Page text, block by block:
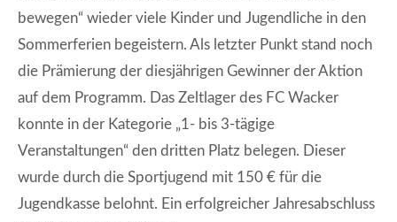
bewegen“ wieder viele Kinder und Jugendliche in den
Sommerferien begeistern. Als letzter Punkt stand noch
die Prämierung der diesjährigen Gewinner der Aktion
auf dem Programm. Das Zeltlager des FC Wacker
konnte in der Kategorie „1- bis 3-tägige
Veranstaltungen“ den dritten Platz belegen. Dieser
wurde durch die Sportjugend mit 150 € für die
Jugendkasse belohnt. Ein erfolgreicher Jahresabschluss